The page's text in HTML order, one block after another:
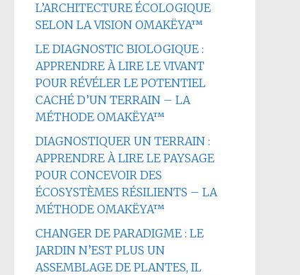
L’ARCHITECTURE ÉCOLOGIQUE
SELON LA VISION OMAKËYA™
LE DIAGNOSTIC BIOLOGIQUE :
APPRENDRE À LIRE LE VIVANT
POUR RÉVÉLER LE POTENTIEL
CACHÉ D’UN TERRAIN – LA
MÉTHODE OMAKËYA™
DIAGNOSTIQUER UN TERRAIN :
APPRENDRE À LIRE LE PAYSAGE
POUR CONCEVOIR DES
ÉCOSYSTÈMES RÉSILIENTS – LA
MÉTHODE OMAKËYA™
CHANGER DE PARADIGME : LE
JARDIN N’EST PLUS UN
ASSEMBLAGE DE PLANTES, IL